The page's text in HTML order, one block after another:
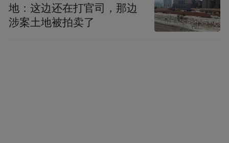
地：这边还在打官司，那边
涉案土地被拍卖了